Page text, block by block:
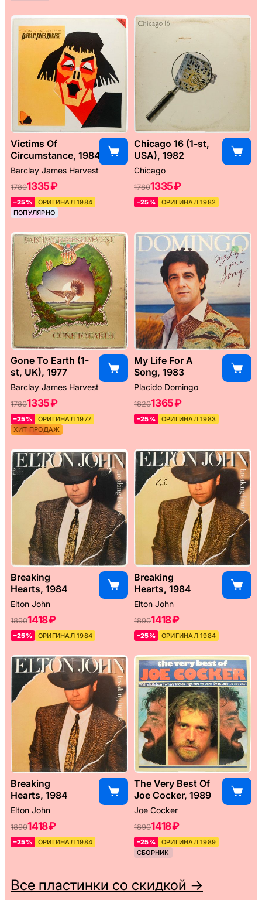
Victims Of
Circumstance, 1984
Barclay James Harvest
17801335 ₽
–25%
ОРИГИНАЛ 1984
ПОПУЛЯРНО
Chicago 16 (1-st,
USA), 1982
Chicago
17801335 ₽
–25% ОРИГИНАЛ 1982
Gone To Earth (1-
st, UK), 1977
Barclay James Harvest
17801335 ₽
–25%
ОРИГИНАЛ 1977
ХИТ ПРОДАЖ
My Life For A
Song, 1983
Placido Domingo
18201365 ₽
–25% ОРИГИНАЛ 1983
Breaking
Hearts, 1984
Elton John
18901418 ₽
–25% ОРИГИНАЛ 1984
Breaking
Hearts, 1984
Elton John
18901418 ₽
–25% ОРИГИНАЛ 1984
Breaking
Hearts, 1984
Elton John
18901418 ₽
–25% ОРИГИНАЛ 1984
The Very Best Of
Joe Cocker, 1989
Joe Cocker
18901418 ₽
–25%
ОРИГИНАЛ 1989
СБОРНИК
Все пластинки со скидкой →